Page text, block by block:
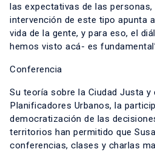
las expectativas de las
intervención de este tipo apunta
vida de la gente, y para eso, el
hemos visto acá- es
Conferencia
Su teoría sobre la Ciudad Justa y
Planificadores Urbanos, la
democratización de las
territorios han permitido que
conferencias, clases y charlas